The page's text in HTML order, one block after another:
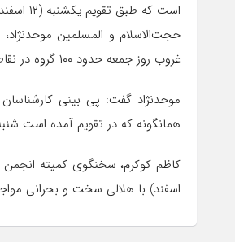
است که طبق تقویم یکشنبه (۱۲ اسفند) اول ماه رمضان باشد.
حجت‌الاسلام و المسلمین
غروب روز جمعه حدود ۱۰۰ گروه در نقاط مختلف کشور برای دیدن هلال ماه رمضان اقدام خواهند کرد.
موحدنژاد گفت: پی‌ بینی
همانگونه که در تقویم آمده است شنبه روز ۳۰ شعبان و یکشنبه اول ماه مبارک
اسفند) با هلالی سخت و بحرانی